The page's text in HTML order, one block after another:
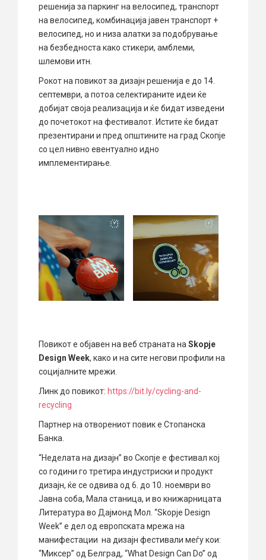
решенија за паркинг на велосипед, транспорт
на велосипед, комбинација јавен транспорт +
велосипед, но и низа алатки за подобрување
на безбедноста како стикери, амблеми,
шлемови итн.
Рокот на повикот за дизајн решенија е до 14.
септември, а потоа селектираните идеи ќе
добијат своја реализација и ќе бидат изведени
до почетокот на фестивалот. Истите ќе бидат
презентирани и пред општините на град Скопје
со цел нивно евентуално идно
имплементирање.
Повикот е објавен на веб странатa наSkopje
Design Week, како и на сите негови профили на
социјалните мрежи.
Линк до повикот: https://bit.ly/cycling-and-
recycling
Партнер на отворениот повик е Стопанска
Банка.
“Неделата на дизајн” во Скопје е фестивал кој
со години го третира индустриски и продукт
дизајн, ќе се одвива од 6. до 10. ноември во
Јавна соба, Мала станица, и во книжарницата
Литература во Дајмонд Мол. “Skopje Design
Week” е дел од европската мрежа на
манифестации на дизајн фестивали меѓу кои:
“Миксер” од Белград, “What Design Can Do” од